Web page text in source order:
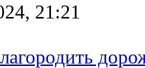
21:21